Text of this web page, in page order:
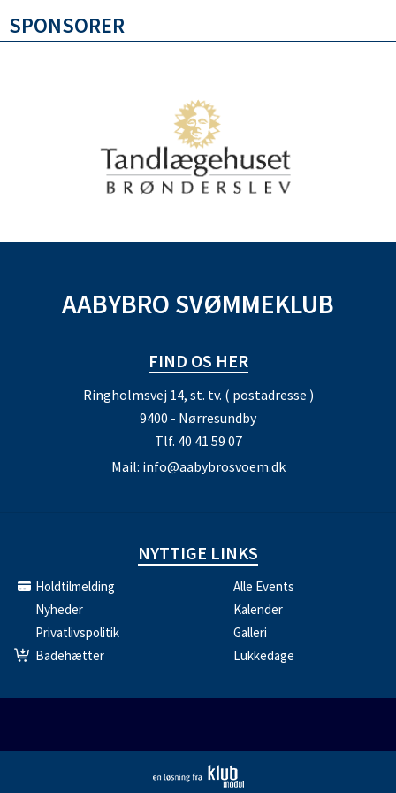
SPONSORER
AABYBRO SVØMMEKLUB
FIND OS HER
Ringholmsvej 14, st. tv. ( postadresse )
9400 - Nørresundby
Tlf. 40 41 59 07
Mail: info@aabybrosvoem.dk
NYTTIGE LINKS
Holdtilmelding
Alle Events
Nyheder
Kalender
Privatlivspolitik
Galleri
Badehætter
Lukkedage